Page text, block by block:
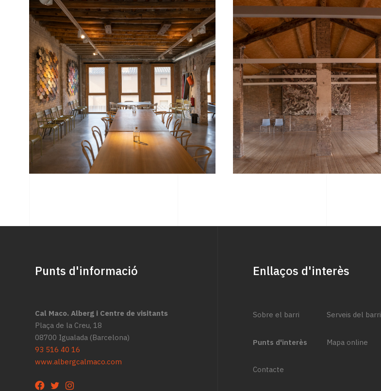
Punts d'informació
Cal Maco. Alberg i Centre de visitants
Plaça de la Creu, 18
08700 Igualada (Barcelona)
93 516 40 16
www.albergcalmaco.com
Enllaços d'interès
Sobre el barri Serveis del barri
Punts d'interès Mapa online
Contacte